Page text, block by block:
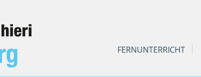
FERNUNTERRICHT